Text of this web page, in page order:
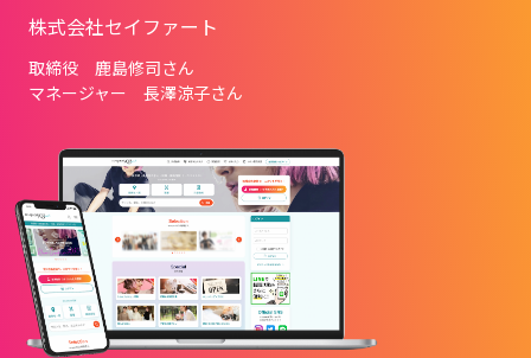
株式会社セイファート
取締役　鹿島修司さん
マネージャー　長澤涼子さん